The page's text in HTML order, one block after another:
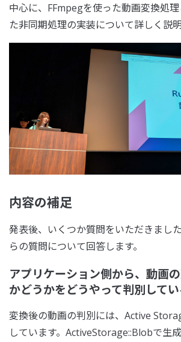
中心に、FFmpegを使った動画変換処理
た非同期処理の実装について詳しく説明
内容の補足
発表後、いくつか質問をいただきまし
らの質問について回答します。
アプリケーション側から、動画
かどうかをどうやって判別してい
変換後の動画の判別には、Active
しています。ActiveStorage::Blobで生